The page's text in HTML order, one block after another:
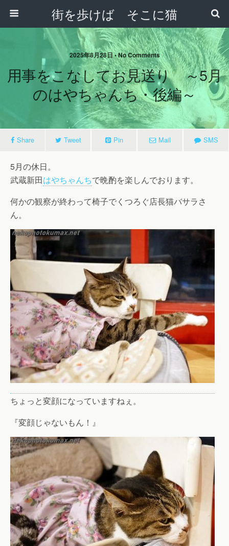
街を歩けば そこに猫
2025年8月28日 • No Comments
用事をこなしてお見送り ～5月
のはやちゃんち・後編～
Share Tweet Pin Mail SMS
5月の休日。
武蔵新田はやちゃんちで晩酌を楽しんでおります。
何かの観察が終わって椅子でくつろぐ店長猫バサラさ
ん。
ちょっと変顔になっていますねぇ。
『変顔じゃないもん！』